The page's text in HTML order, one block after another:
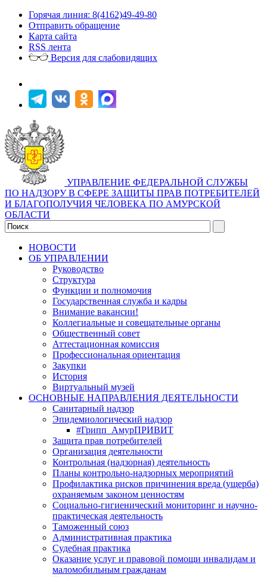
Горячая линия: 8(4162)49-49-80
Отправить обращение
Карта сайта
RSS лента
Версия для слабовидящих
УПРАВЛЕНИЕ ФЕДЕРАЛЬНОЙ СЛУЖБЫ
ПО НАДЗОРУ В СФЕРЕ ЗАЩИТЫ ПРАВ ПОТРЕБИТЕЛЕЙ
И БЛАГОПОЛУЧИЯ ЧЕЛОВЕКА ПО АМУРСКОЙ
ОБЛАСТИ
НОВОСТИ
ОБ УПРАВЛЕНИИ
Руководство
Структура
Функции и полномочия
Государственная служба и кадры
Внимание вакансии!
Коллегиальные и совещательные органы
Общественный совет
Аттестационная комиссия
Профессиональная ориентация
Закупки
История
Виртуальный музей
ОСНОВНЫЕ НАПРАВЛЕНИЯ ДЕЯТЕЛЬНОСТИ
Санитарный надзор
Эпидемиологический надзор
#Грипп_АмурПРИВИТ
Защита прав потребителей
Организация деятельности
Контрольная (надзорная) деятельность
Планы контрольно-надзорных мероприятий
Профилактика рисков причинения вреда (ущерба)
охраняемым законом ценностям
Социально-гигиенический мониторинг и научно-
практическая деятельность
Таможенный союз
Административная практика
Судебная практика
Оказание услуг и правовой помощи инвалидам и
маломобильным гражданам